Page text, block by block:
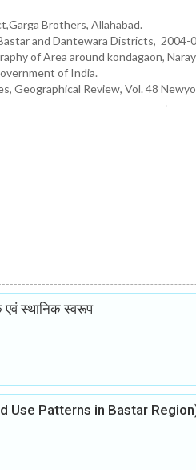
Brothers, Allahabad.
and Dantewara Districts, 2004-
of Area around kondagaon,
of India.
Geographical Review, Vol. 48
एवं स्थानिक स्वरूप
Use Patterns in Bastar